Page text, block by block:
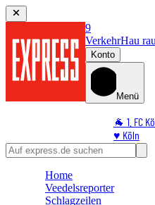
9
VerkehrHau
Konto
Menü
🐐 1. FC
♥️ Köln
⭐ Promi
🛒
Home
Veedelsreporter
Schlagzeilen